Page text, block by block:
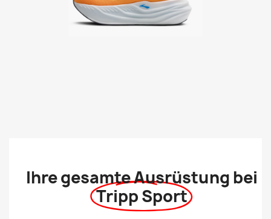
Ihre gesamte Ausrüstung bei
Tripp Sport